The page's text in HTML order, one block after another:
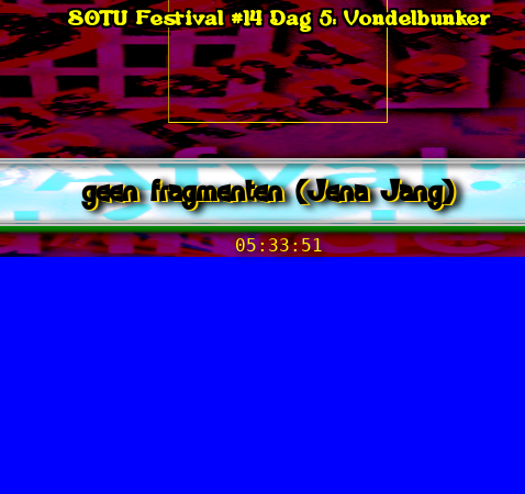
SOTU Festival #14 Dag 5: Vondelbunker
05:33:51
geen fragmenten (Jena Jang)